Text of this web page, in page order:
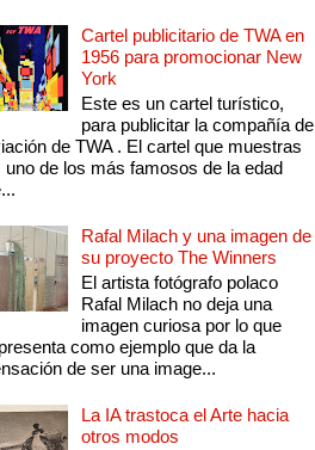
Cartel publicitario de TWA en
1956 para promocionar New
York
Este es un cartel turístico,
para publicitar la compañía de
de TWA . El cartel que muestras
uno de los más famosos de la edad
Rafal Milach y una imagen de
su proyecto The Winners
El artista fotógrafo polaco
Rafal Milach no deja una
imagen curiosa por lo que
como ejemplo que da la
de ser una image...
La IA trastoca el Arte hacia
otros modos